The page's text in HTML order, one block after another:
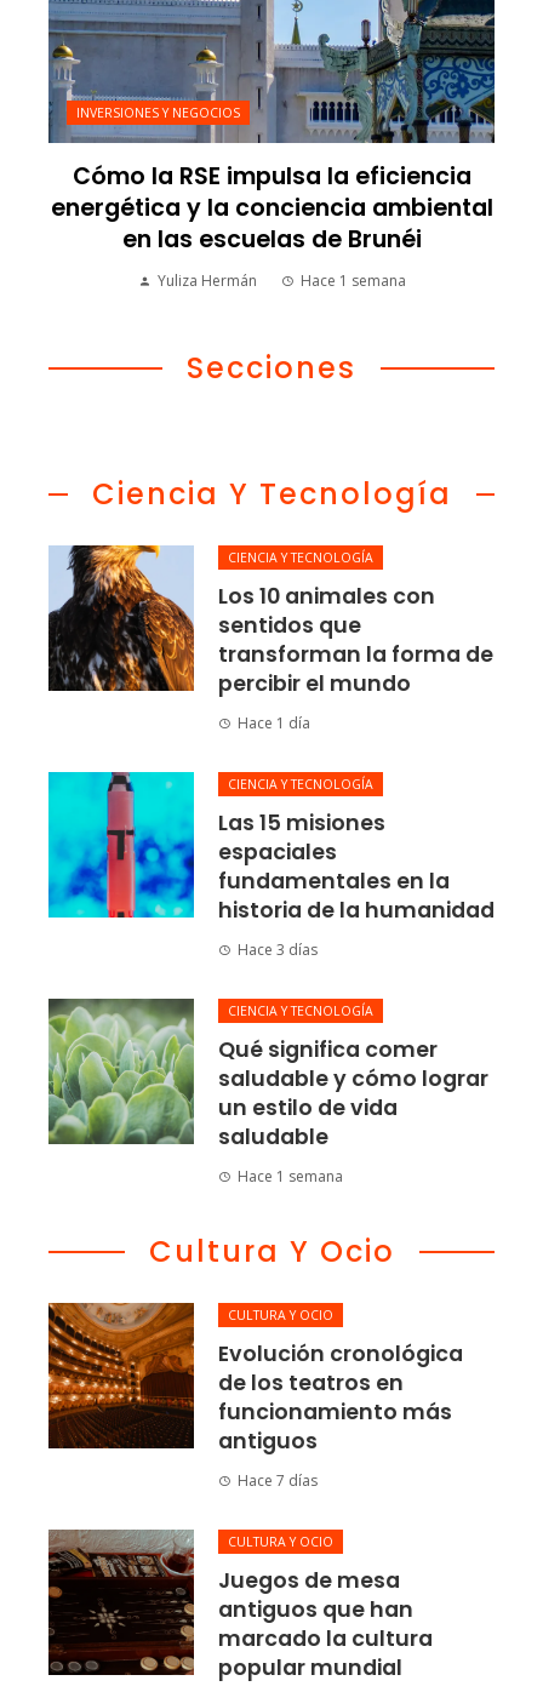
INVERSIONES Y NEGOCIOS
Cómo la RSE impulsa la eficiencia
energética y la conciencia ambiental
en las escuelas de Brunéi
Yuliza Hermán Hace 1 semana
Secciones
Ciencia Y Tecnología
CIENCIA Y TECNOLOGÍA
Los 10 animales con
sentidos que
transforman la forma de
percibir el mundo
Hace 1 día
CIENCIA Y TECNOLOGÍA
Las 15 misiones
espaciales
fundamentales en la
historia de la humanidad
Hace 3 días
CIENCIA Y TECNOLOGÍA
Qué significa comer
saludable y cómo lograr
un estilo de vida
saludable
Hace 1 semana
Cultura Y Ocio
CULTURA Y OCIO
Evolución cronológica
de los teatros en
funcionamiento más
antiguos
Hace 7 días
CULTURA Y OCIO
Juegos de mesa
antiguos que han
marcado la cultura
popular mundial